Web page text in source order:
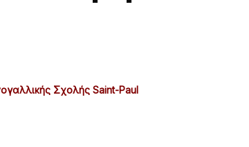
Σχολής Saint-Paul